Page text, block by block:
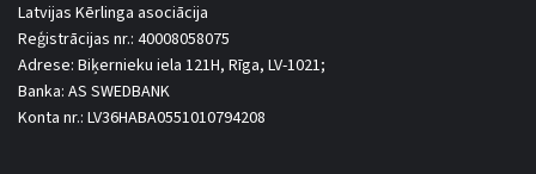
Latvijas Kērlinga asociācija
Reģistrācijas nr.: 40008058075
Adrese: Biķernieku iela 121H, Rīga, LV-1021;
Banka: AS SWEDBANK
Konta nr.: LV36HABA0551010794208